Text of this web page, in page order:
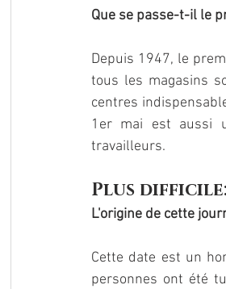
Que se passe-t-il le
Depuis 1947, le
tous les magasins
centres
1er mai est aussi
travailleurs.
Plus
L'origine de cette
Cette date est un
personnes ont été